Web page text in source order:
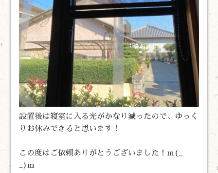
設置後は寝室に入る光がかなり減ったので、ゆっく
りお休みできると思います！
この度はご依頼ありがとうございました！m(_
_)m